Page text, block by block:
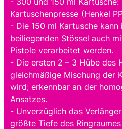
Kartuschenpresse (Henkel
- Die 150 ml Kartusche
beiliegenden Stössel auch
Pistole verarbeitet werden.
- Die ersten 2 – 3 Hübe des
gleichmäßige Mischung der
wird; erkennbar an der
Ansatzes.
- Unverzüglich das
größte Tiefe des